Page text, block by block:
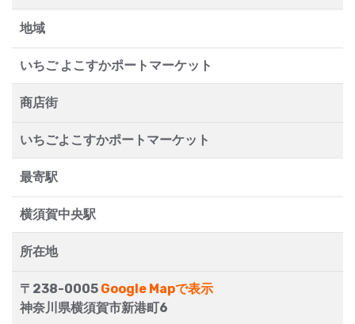
地域
いちご よこすかポートマーケット
商店街
いちごよこすかポートマーケット
最寄駅
横須賀中央駅
所在地
〒238-0005 Google Mapで表示
神奈川県横須賀市新港町6